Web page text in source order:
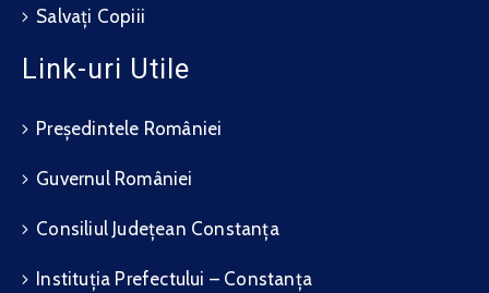
Salvați Copiii
Link-uri Utile
Președintele României
Guvernul României
Consiliul Județean Constanța
Instituția Prefectului – Constanța